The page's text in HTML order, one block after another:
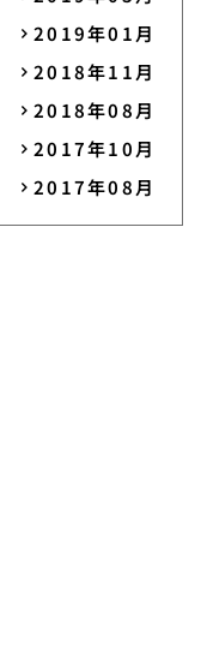
2019年01月
2018年11月
2018年08月
2017年10月
2017年08月